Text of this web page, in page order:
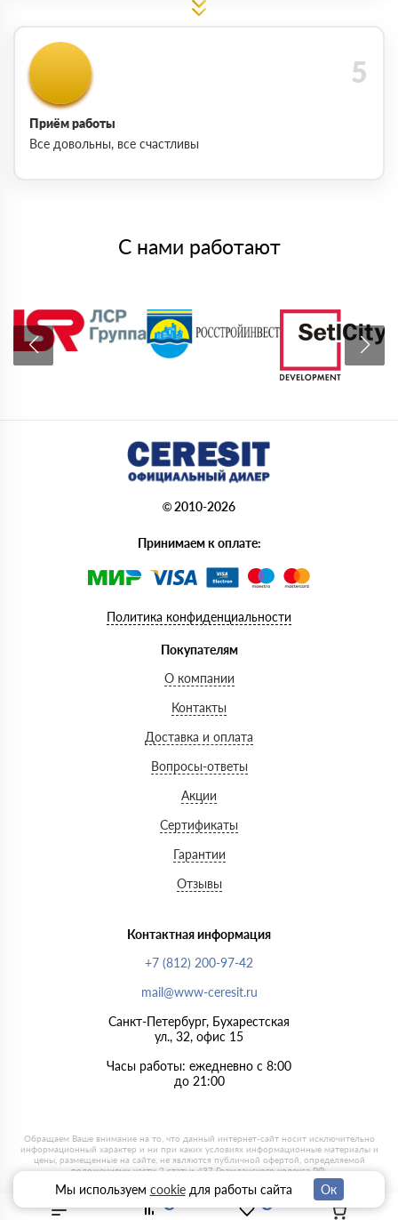
Приём работы
Все довольны, все счастливы
С нами работают
© 2010-2026
Принимаем к оплате:
Политика конфиденциальности
Покупателям
О компании
Контакты
Доставка и оплата
Вопросы-ответы
Акции
Сертификаты
Гарантии
Отзывы
Контактная информация
+7 (812) 200-97-42
mail@www-ceresit.ru
Санкт-Петербург, Бухарестская
ул., 32, офис 15
Часы работы: ежедневно с 8:00
до 21:00
Мы используем cookieдля работы сайта Ок